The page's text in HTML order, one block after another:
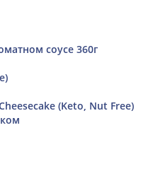
соусе 360г
(Keto, Nut Free)